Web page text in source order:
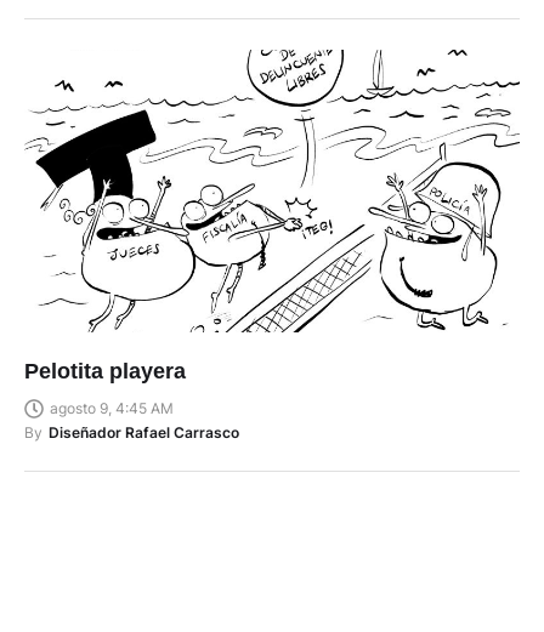
Pelotita playera
agosto 9, 4:45 AM
By Diseñador Rafael Carrasco